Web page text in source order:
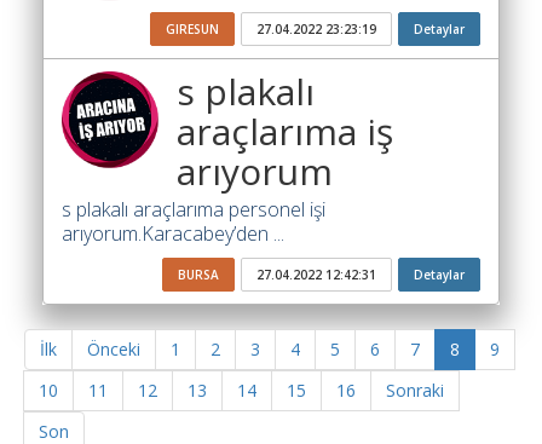
GIRESUN 27.04.2022 23:23:19 Detaylar
s plakalı
araçlarıma iş
arıyorum
s plakalı araçlarıma personel işi
arıyorum.Karacabey’den ...
BURSA 27.04.2022 12:42:31 Detaylar
İlk Önceki 1 2 3 4 5 6 7 8
9
10
11 12 13 14 15 16
Sonraki
Son